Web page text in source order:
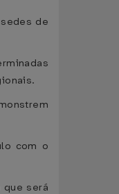
de
com o
que será